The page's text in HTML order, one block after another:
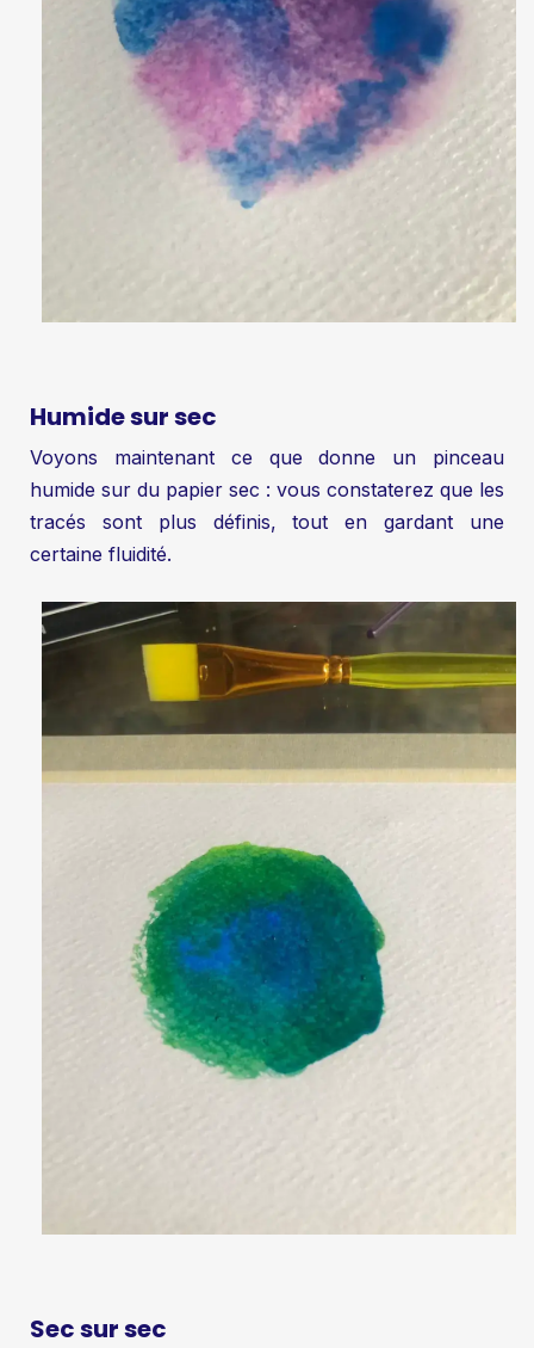
Humide sur sec
Voyons maintenant ce que donne un pinceau
humide sur du papier sec : vous constaterez que les
tracés sont plus définis, tout en gardant une
certaine fluidité.
Sec sur sec